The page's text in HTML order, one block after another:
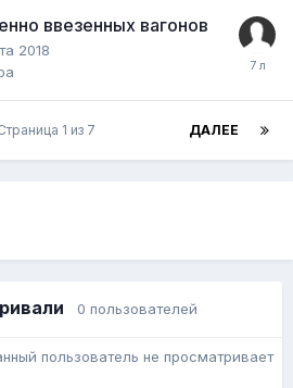
ввезенных вагонов
2018
ДАЛЕЕ
1 из 7
0 пользователей
пользователь не просматривает